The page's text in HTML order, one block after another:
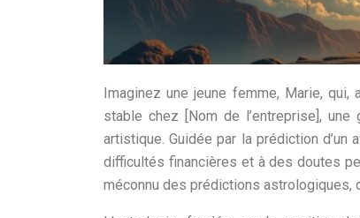
Imaginez une jeune femme, Marie,
stable chez [Nom de l’entreprise],
artistique. Guidée par la prédiction
difficultés financières et à des doutes
méconnu des prédictions astrologiques,